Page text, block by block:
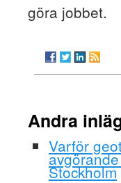
göra jobbet.
Andra
Varför
Stockholm